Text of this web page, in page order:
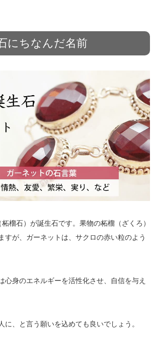
にちなんだ名前
榴石）が誕生石です。果物の柘榴（ざくろ）
すが、ガーネットは、サクロの赤い粒のよう
心身のエネルギーを活性化させ、自信を与え
に、と言う願いを込めても良いでしょう。